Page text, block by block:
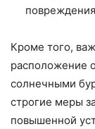
Кроме того,
расположение
солнечными
строгие меры
повышенной